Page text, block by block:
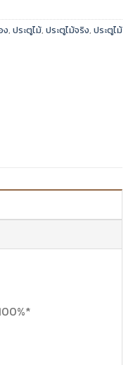
ง, ประตูไม้, ประตูไม้จริง, ประตูไม้